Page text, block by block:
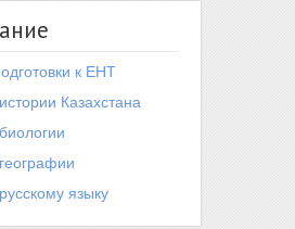
к ЕНТ
Казахстана
языку